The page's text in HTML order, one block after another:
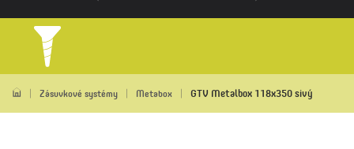
Zásuvkové systémy Metabox GTV Metalbox 118x350 sivý